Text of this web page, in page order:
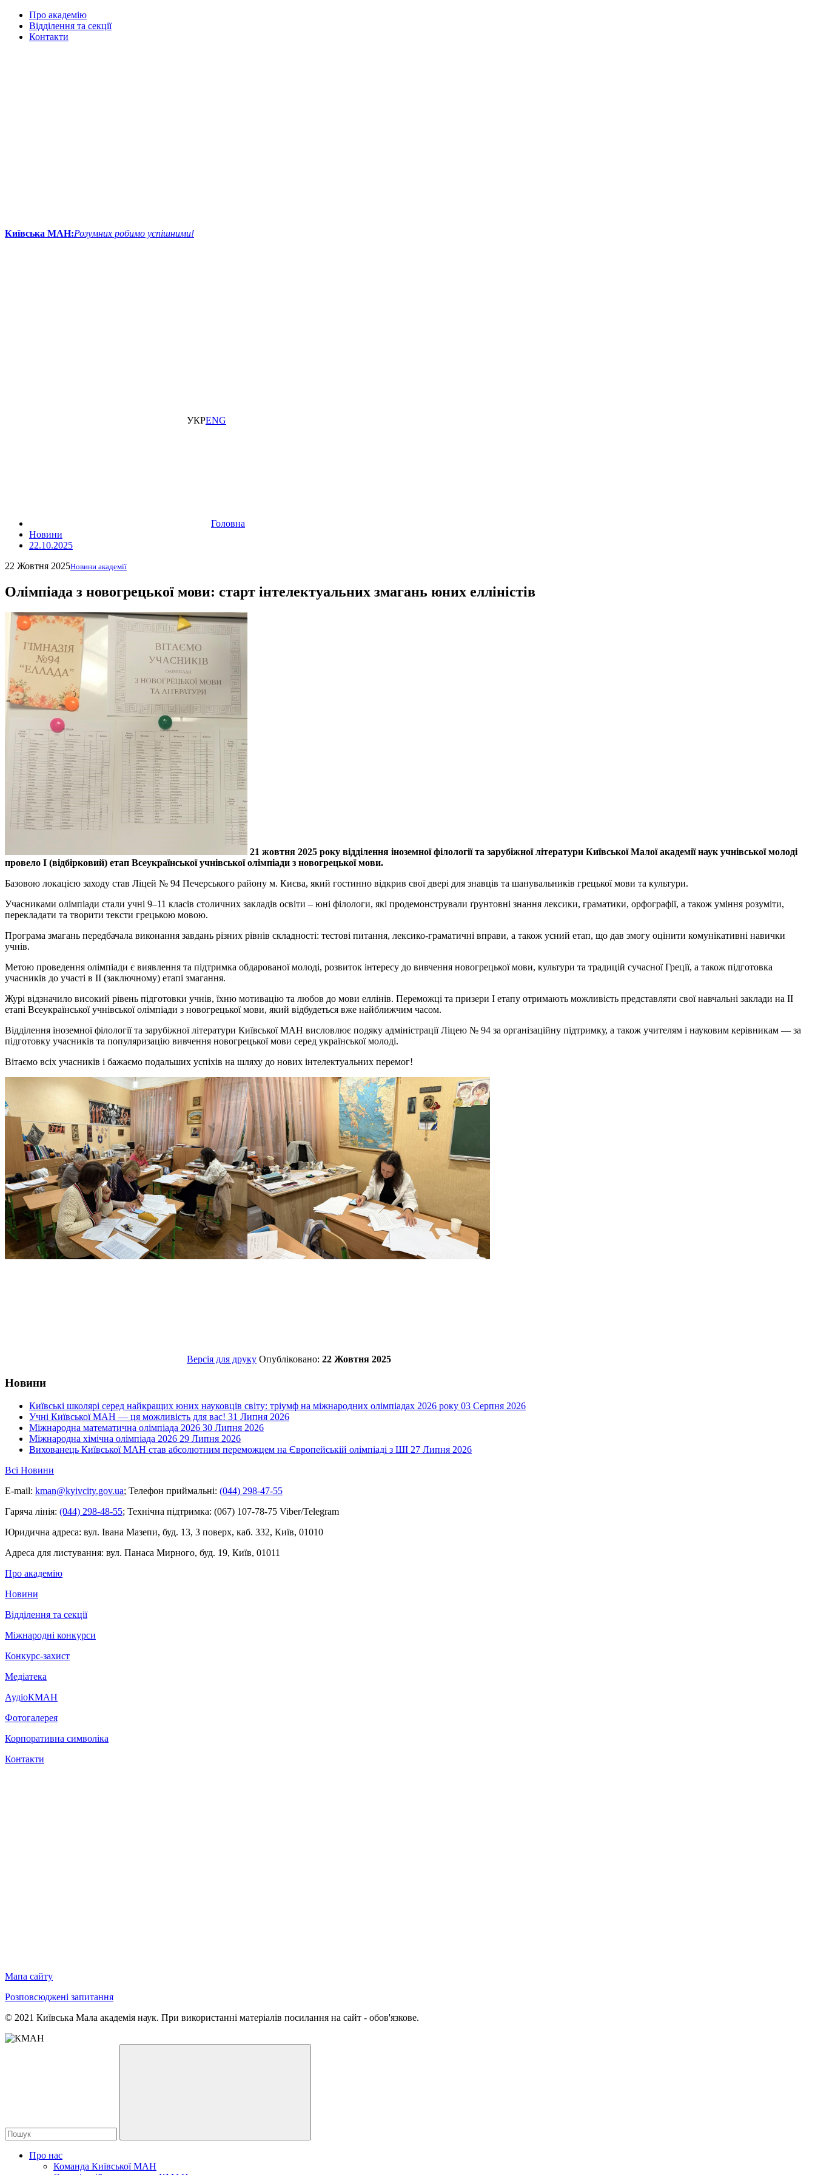
Про академію
Відділення та секції
Контакти
Київська МАН:Розумних робимо успішними!
УКРENG
Головна
Новини
22.10.2025
22 Жовтня 2025Новини академії
Олімпіада з новогрецької мови: старт інтелектуальних змагань юних елліністів
21 жовтня 2025 року відділення іноземної філології та зарубіжної літератури Київської Малої академії наук учнівської молоді
провело І (відбірковий) етап Всеукраїнської учнівської олімпіади з новогрецької мови.
Базовою локацією заходу став Ліцей № 94 Печерського району м. Києва, який гостинно відкрив свої двері для знавців та шанувальників грецької мови та культури.
Учасниками олімпіади стали учні 9–11 класів столичних закладів освіти ‒ юні філологи, які продемонстрували ґрунтовні знання лексики, граматики, орфографії, а також уміння розуміти,
перекладати та творити тексти грецькою мовою.
Програма змагань передбачала виконання завдань різних рівнів складності: тестові питання, лексико-граматичні вправи, а також усний етап, що дав змогу оцінити комунікативні навички
учнів.
Метою проведення олімпіади є виявлення та підтримка обдарованої молоді, розвиток інтересу до вивчення новогрецької мови, культури та традицій сучасної Греції, а також підготовка
учасників до участі в II (заключному) етапі змагання.
Журі відзначило високий рівень підготовки учнів, їхню мотивацію та любов до мови еллінів. Переможці та призери І етапу отримають можливість представляти свої навчальні заклади на II
етапі Всеукраїнської учнівської олімпіади з новогрецької мови, який відбудеться вже найближчим часом.
Відділення іноземної філології та зарубіжної літератури Київської МАН висловлює подяку адміністрації Ліцею № 94 за організаційну підтримку, а також учителям і науковим керівникам — за
підготовку учасників та популяризацію вивчення новогрецької мови серед української молоді.
Вітаємо всіх учасників і бажаємо подальших успіхів на шляху до нових інтелектуальних перемог!
Версія для друку Опубліковано: 22 Жовтня 2025
Новини
Київські школярі серед найкращих юних науковців світу: тріумф на міжнародних олімпіадах 2026 року 03 Серпня 2026
Учні Київської МАН — ця можливість для вас! 31 Липня 2026
Міжнародна математична олімпіада 2026 30 Липня 2026
Міжнародна хімічна олімпіада 2026 29 Липня 2026
Вихованець Київської МАН став абсолютним переможцем на Європейській олімпіаді з ШІ 27 Липня 2026
Всі Новини
E-mail: kman@kyivcity.gov.ua; Телефон приймальні: (044) 298-47-55
Гаряча лінія: (044) 298-48-55; Технічна підтримка: (067) 107-78-75 Viber/Telegram
Юридична адреса: вул. Івана Мазепи, буд. 13, 3 поверх, каб. 332, Київ, 01010
Адреса для листування: вул. Панаса Мирного, буд. 19, Київ, 01011
Про академію
Новини
Відділення та секції
Міжнародні конкурси
Конкурс-захист
Медіатека
АудіоКМАН
Фотогалерея
Корпоративна символіка
Контакти
Мапа сайту
Розповсюджені запитання
© 2021 Київська Мала академія наук. При використанні матеріалів посилання на сайт - обов'язкове.
Про нас
Команда Київської МАН